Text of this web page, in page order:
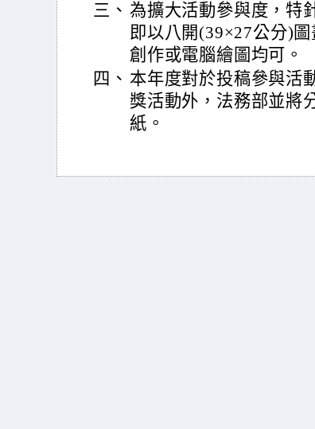
三、 為擴大活動參與度，特
即以八開(39×27公分)
創作或電腦繪圖均可。
四、 本年度對於投稿參與活
獎活動外，法務部並將
紙。